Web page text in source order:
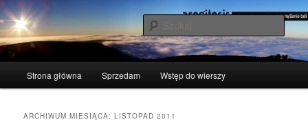
Przeskocz
do
tekstu
Przeskocz
do
widgetów
acogitosis
polscy naukowcy udowodnili: myślenie boli
Strona główna Sprzedam Wstęp do wierszy
ARCHIWUM MIESIĄCA:LISTOPAD 2011